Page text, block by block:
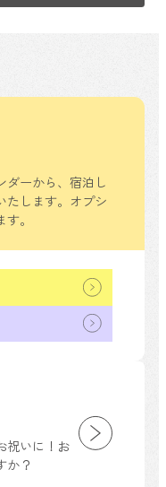
祝いに！お
か？
ーから、 宿泊し
します。 オプシ
。